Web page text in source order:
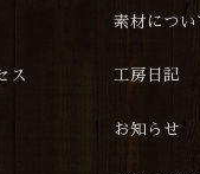
素材につい
ス 工房日記
お知らせ